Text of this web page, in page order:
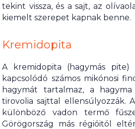
tekint vissza, és a sajt, az
kiemelt szerepet kapnak benne.
Kremidopita
A kremidopita (hagymás
kapcsolódó számos mikónosi
hagymát tartalmaz, a
tirovolia sajttal ellensúlyozzák.
különböző vadon termő
Görögország más régióitól